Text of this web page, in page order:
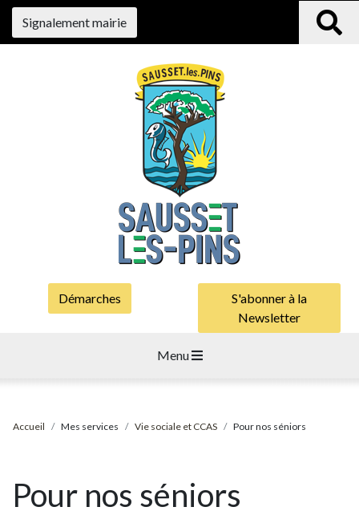
Signalement mairie
Démarches
S'abonner à la
Newsletter
Menu
Accueil Mes services Vie sociale et CCAS Pour nos séniors
Pour nos séniors